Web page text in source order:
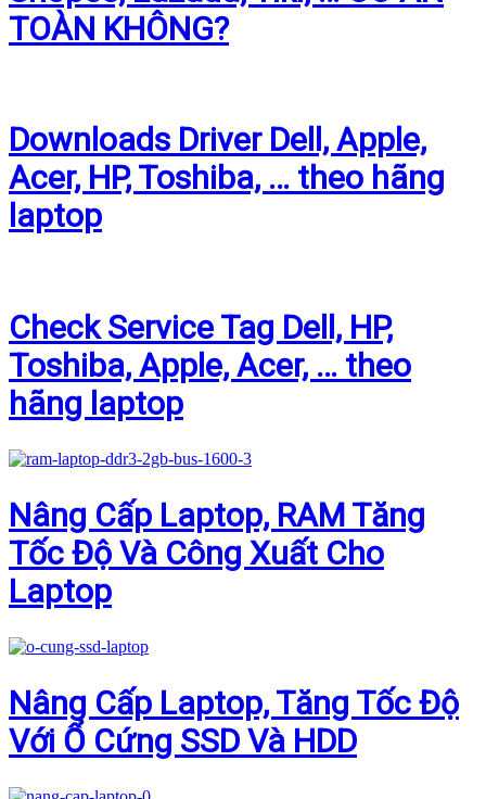
TOÀN KHÔNG?
Downloads Driver Dell, Apple,
Acer, HP, Toshiba, … theo hãng
laptop
Check Service Tag Dell, HP,
Toshiba, Apple, Acer, … theo
hãng laptop
Nâng Cấp Laptop, RAM Tăng
Tốc Độ Và Công Xuất Cho
Laptop
Nâng Cấp Laptop, Tăng Tốc Độ
Với Ổ Cứng SSD Và HDD